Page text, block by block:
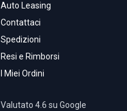
Auto Leasing
Contattaci
Spedizioni
Resi e Rimborsi
I Miei Ordini
Valutato 4.6 su Google